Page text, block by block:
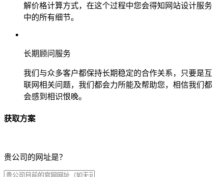
解价格计算方式，在这个过程中您会得知网站设计服务
中的所有细节。
长期顾问服务
我们与众多客户都保持长期稳定的合作关系，只要是互
联网相关问题，我们都会力所能及帮助您，相信我们都
会感到相识恨晚。
获取方案
贵公司的网址是？